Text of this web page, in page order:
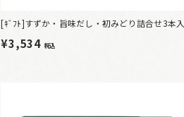
[ｷﾞﾌﾄ]すずか・旨味だし・初みどり詰合せ3本入
¥3,534 税込